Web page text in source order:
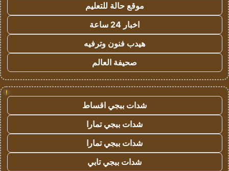
موقع حالة للتعليم
اخبار 24 ساعة
هيدب فنون وترفيه
صحيفة العالم
!
شدات ببجي اقساط
شدات ببجي تمارا
شدات ببجي تمارا
شدات ببجي تابي